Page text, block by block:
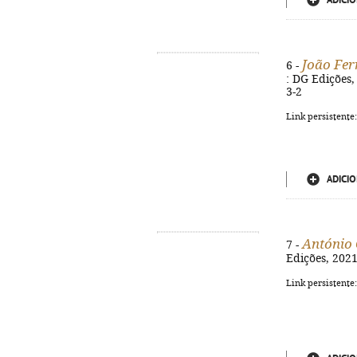
6 - João
: DG
3-2
Link
7 - António
Edições,
Link